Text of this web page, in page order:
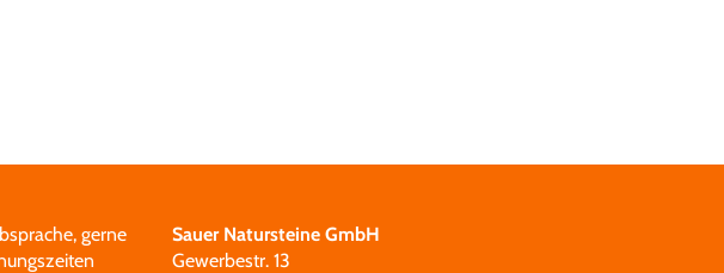
gerne
Sauer Natursteine GmbH
Gewerbestr. 13